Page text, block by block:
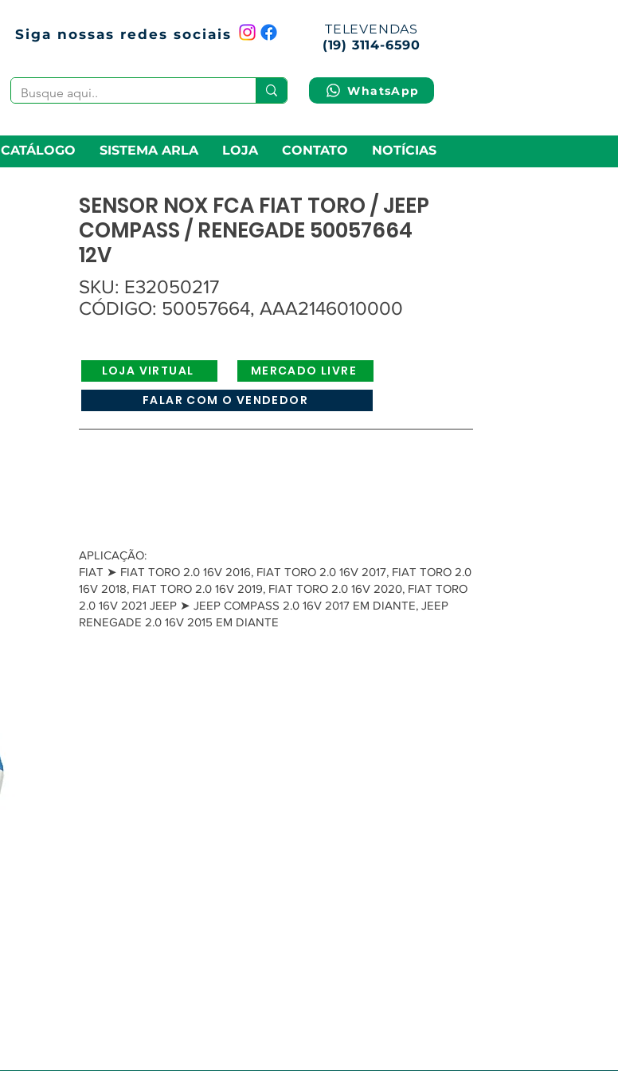
Siga nossas redes sociais
TELEVENDAS
(19) 3114-6590
WhatsApp
CATÁLOGO SISTEMA ARLA LOJA CONTATO NOTÍCIAS
SENSOR NOX FCA FIAT TORO / JEEP
COMPASS / RENEGADE 50057664
12V
SKU: E32050217
CÓDIGO: 50057664, AAA2146010000
LOJA VIRTUAL
MERCADO LIVRE
FALAR COM O VENDEDOR
APLICAÇÃO:
FIAT ➤ FIAT TORO 2.0 16V 2016, FIAT TORO 2.0 16V 2017, FIAT TORO 2.0
16V 2018, FIAT TORO 2.0 16V 2019, FIAT TORO 2.0 16V 2020, FIAT TORO
2.0 16V 2021 JEEP ➤ JEEP COMPASS 2.0 16V 2017 EM DIANTE, JEEP
RENEGADE 2.0 16V 2015 EM DIANTE